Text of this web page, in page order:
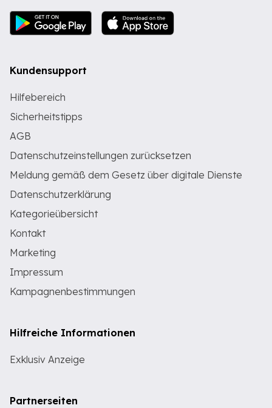
Kundensupport
Hilfebereich
Sicherheitstipps
AGB
Datenschutzeinstellungen zurücksetzen
Meldung gemäß dem Gesetz über digitale Dienste
Datenschutzerklärung
Kategorieübersicht
Kontakt
Marketing
Impressum
Kampagnenbestimmungen
Hilfreiche Informationen
Exklusiv Anzeige
Partnerseiten